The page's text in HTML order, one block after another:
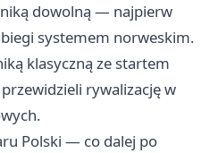
dowolną — najpierw
systemem norweskim.
klasyczną ze startem
rywalizację w
Polski — co dalej po